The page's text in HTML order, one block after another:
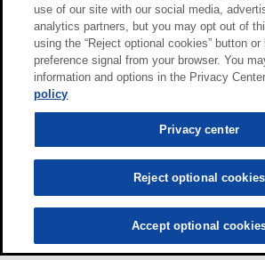
use of our site with our social media,
analytics partners, but you may opt out of
using the “Reject optional cookies” button or
preference signal from your browser. You
information and options in the Privacy
policy
Privacy center
Reject optional cookies
Accept optional